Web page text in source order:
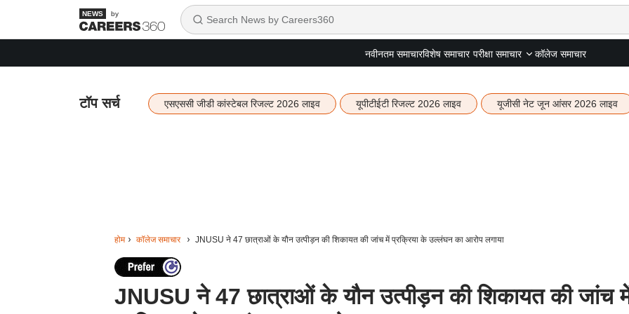
by
नवीनतम समाचारविशेष समाचार परीक्षा समाचार कॉलेज समाचार
टॉप सर्च एसएससी जीडी कांस्टेबल रिजल्ट 2026 लाइव यूपीटीईटी रिजल्ट 2026 लाइव यूजीसी नेट जून आंसर 2026 लाइव
होम कॉलेज समाचार JNUSU ने 47 छात्राओं के यौन उत्पीड़न की शिकायत की जांच में प्रक्रिया के उल्लंघन का आरोप लगाया
JNUSU ने 47 छात्राओं के यौन उत्पीड़न की शिकायत की जांच